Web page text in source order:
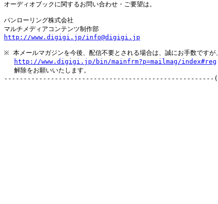
オーディオブックに関するお問い合わせ・ご要望は。
パンローリング株式会社
http://www.digigi.jp/info@digigi.jp
※ 本メールマガジンを今後、配信不要とされる場合は、誠にお手数ですが
http://www.digigi.jp/bin/mainfrm?p=mailmag/index#reg
解除をお願いいたします。